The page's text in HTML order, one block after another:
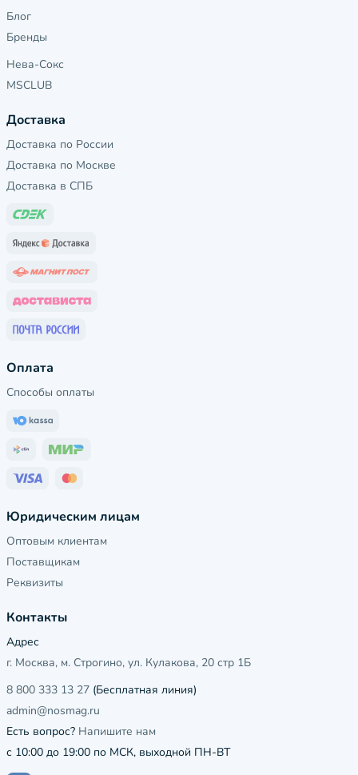
Блог
Бренды
Нева-Сокс
MSCLUB
Доставка
Доставка по России
Доставка по Москве
Доставка в СПБ
Оплата
Способы оплаты
Юридическим лицам
Оптовым клиентам
Поставщикам
Реквизиты
Контакты
Адрес
г. Москва, м. Строгино, ул. Кулакова, 20 стр 1Б
8 800 333 13 27 (Бесплатная линия)
admin@nosmag.ru
Есть вопрос? Напишите нам
с 10:00 до 19:00 по МСК, выходной ПН-ВТ